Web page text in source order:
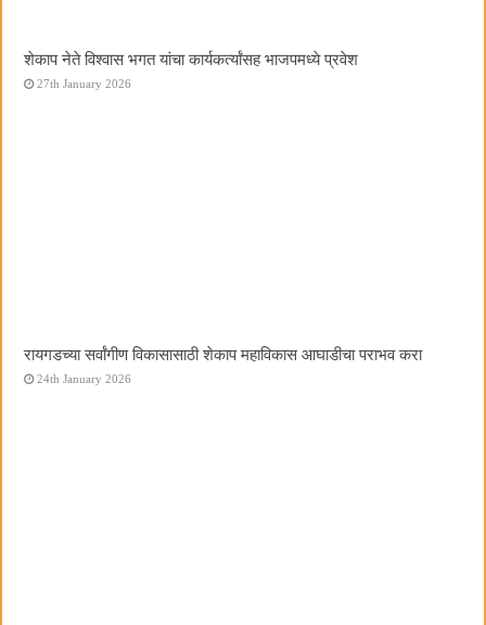
शेकाप नेते विश्वास भगत यांचा कार्यकर्त्यांसह भाजपमध्ये प्रवेश
27th January 2026
रायगडच्या सर्वांगीण विकासासाठी शेकाप महाविकास आघाडीचा पराभव करा
24th January 2026